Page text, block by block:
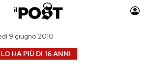
Auto
HA PIÙ DI 16 ANNI
9 giugno 2010